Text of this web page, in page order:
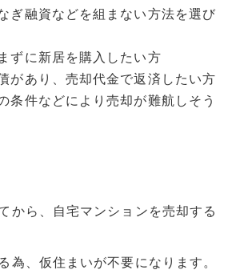
ぎ融資などを組まない方法を選び
ずに新居を購入したい方
があり、売却代金で返済したい方
条件などにより売却が難航しそう
から、自宅マンションを売却する
為、仮住まいが不要になります。